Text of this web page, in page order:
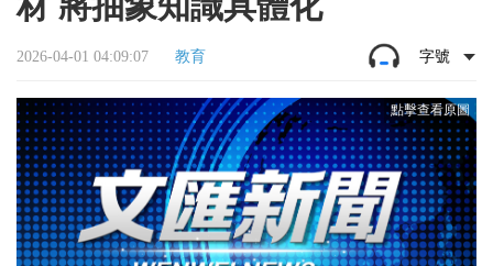
2026-04-01 04:09:07 教育 字號